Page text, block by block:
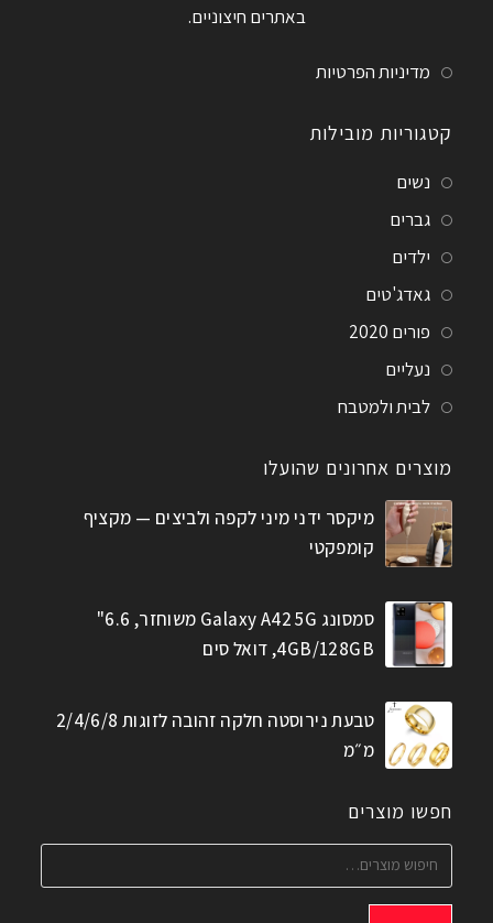
באתרים חיצוניים.
מדיניות הפרטיות
קטגוריות מובילות
נשים
גברים
ילדים
גאדג'טים
פורים 2020
נעליים
לבית ולמטבח
מוצרים אחרונים שהועלו
מיקסר ידני מיני לקפה ולביצים — מקציף
קומפקטי
סמסונג Galaxy A42 5G משוחזר, 6.6"
4GB/128GB, דואל סים
טבעת נירוסטה חלקה זהובה לזוגות 2/4/6/8
מ״מ
חפשו מוצרים